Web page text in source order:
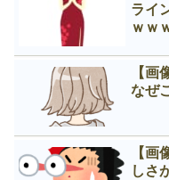
ライ
ｗｗ
【画
なぜ
【
しさ